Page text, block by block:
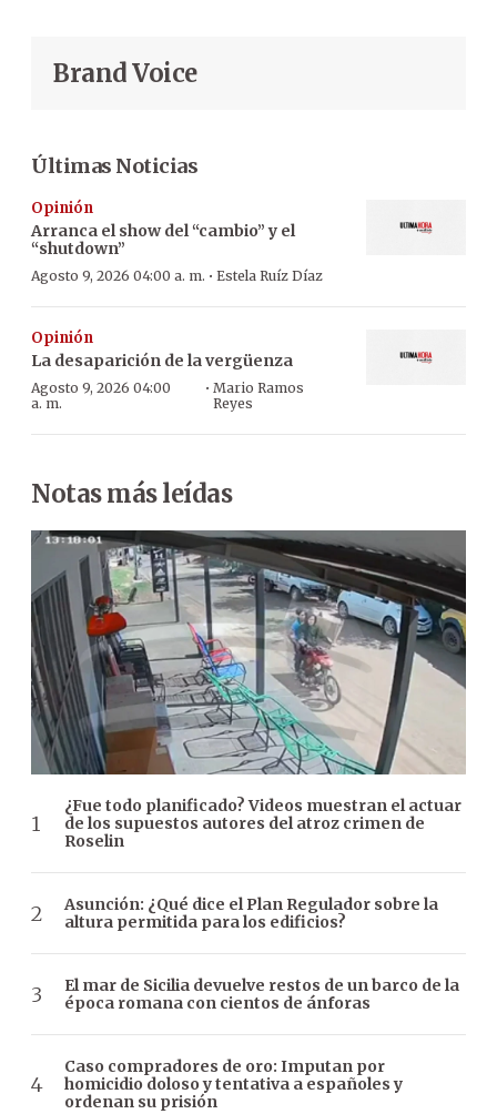
Brand Voice
Últimas Noticias
Opinión
Arranca el show del “cambio” y el
“shutdown”
Agosto 9, 2026 04:00 a. m. · Estela Ruíz Díaz
Opinión
La desaparición de la vergüenza
Agosto 9, 2026 04:00
a. m.
· Mario Ramos
Reyes
Notas más leídas
¿Fue todo planificado? Videos muestran el actuar
de los supuestos autores del atroz crimen de
Roselin
Asunción: ¿Qué dice el Plan Regulador sobre la
altura permitida para los edificios?
El mar de Sicilia devuelve restos de un barco de la
época romana con cientos de ánforas
Caso compradores de oro: Imputan por
homicidio doloso y tentativa a españoles y
ordenan su prisión